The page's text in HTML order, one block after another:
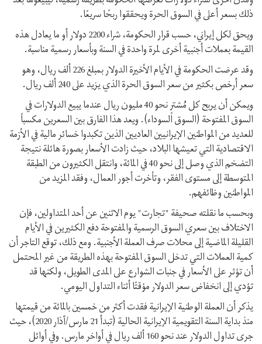
ذلك بسعر أعلى في السوق الحرة ويحققوا ربحًا سريعًا.
ويحق لكل إيراني، حسب قرار الحكومة، شراء 2200 دولار أو ما يعادل هذه
القيمة بعملات أجنبية أخرى لمرة واحدة في السنة وبأسعار رسمية مناسبة.
وقد عرضت الحكومة في الأيام الأخيرة الدولار بمبلغ 226 ألف ريال، وهو
سعر أرخص بكثير من سعر السوق الحرة الذي يزيد على 240 ألف ريال.
ويمكن أن يربح كل مُشترٍ نحو 40 مليون ريال عندما يبيع الدولارات في
السوق المفتوحة (السوق السوداء). ويعد هذا الفارق بين السعرين مكسباً
للعديد من المواطنين الإيرانيين العاديين الذين تكبدوا خسائر مالية في الأزمة
الاقتصادية التي تعيشها البلاد، حيث زادت الأسعار بصورة هائلة نتيجة
التضخم الذي وصل إلى نحو 40 في المائة، وانتقل الكثيرون من الطبقة
المتوسطة إلى مستوى الفقر، وتأخرت أجور العمال، وفقد المزيد من
المواطنين وظائفهم.
وبحسب ما نقلته صحيفة "تجارت" يوم الاثنين عن أحد المتداولين، فإن
الاختلاف بين سعري السوق الرسمية والمفتوحة دفع الكثيرين في الأيام
القليلة الماضية إلى محلات صرف العملة الأجنبية. ومع ذلك، توقع التاجر أن
كمية العملات التي تدخل السوق المفتوحة بهذه الطريقة من غير المحتمل
أن تؤثر على الأسعار في جنبات الشوارع على المدى الطويل، ولكنها قد
تؤدي إلى انخفاض سعر الدولار مؤقتًا أثناء التداول اليومي.
يذكر أن العملة الوطنية الإيرانية فقدت أكثر من خمسين بالمائة من قيمتها
منذ بداية السنة التقويمية الإيرانية الحالية (تبدأ 21 مارس/آذار 2020)، حيث
جرى تداول الدولار عند نحو 160 ألف ريال في أواخر مارس. وفي أوائل